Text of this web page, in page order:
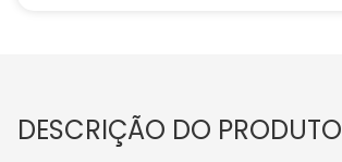
DESCRIÇÃO DO PRODUTO